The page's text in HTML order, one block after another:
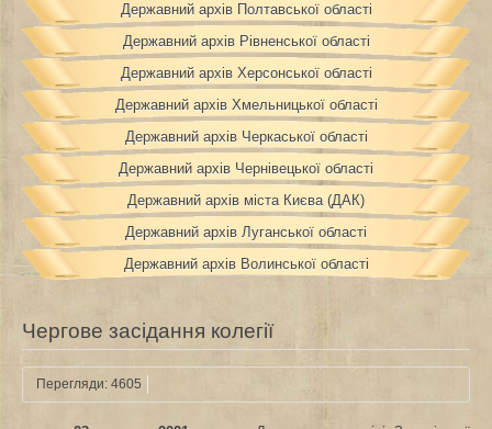
Державний архів Полтавської області
Державний архів Рівненської області
Державний архів Херсонської області
Державний архів Хмельницької області
Державний архів Черкаської області
Державний архів Чернівецької області
Державний архів міста Києва (ДАК)
Державний архів Луганської області
Державний архів Волинської області
Чергове засідання колегії
Перегляди: 4605